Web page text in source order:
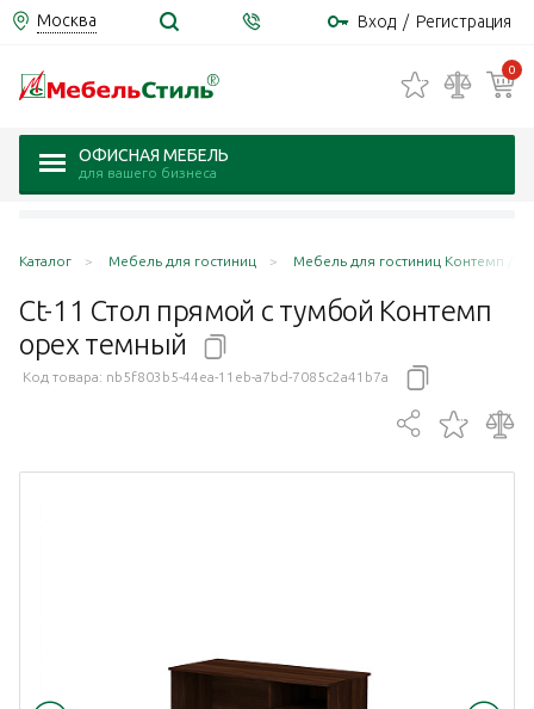
Москва Вход / Регистрация
0
ОФИСНАЯ МЕБЕЛЬ
для вашего бизнеса
Каталог Мебель для гостиниц Мебель для гостиниц Контемп /
Ct-11 Стол прямой с тумбой Контемп
орех темный
Код товара: nb5f803b5-44ea-11eb-a7bd-7085c2a41b7a